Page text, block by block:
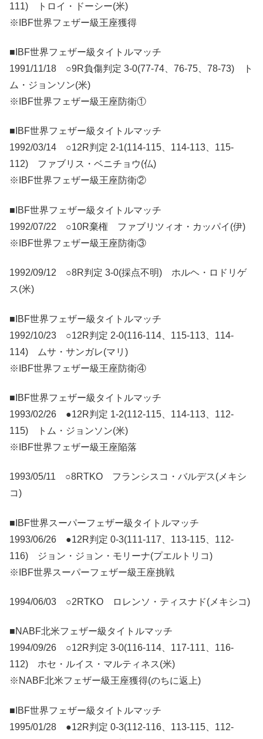
111) トロイ・ドーシー(米)
※IBF世界フェザー級王座獲得
■IBF世界フェザー級タイトルマッチ
1991/11/18 ○9R負傷判定 3-0(77-74、76-75、78-73) ト
ム・ジョンソン(米)
※IBF世界フェザー級王座防衛①
■IBF世界フェザー級タイトルマッチ
1992/03/14 ○12R判定 2-1(114-115、114-113、115-
112) ファブリス・ベニチョウ(仏)
※IBF世界フェザー級王座防衛②
■IBF世界フェザー級タイトルマッチ
1992/07/22 ○10R棄権 ファブリツィオ・カッパイ(伊)
※IBF世界フェザー級王座防衛③
1992/09/12 ○8R判定 3-0(採点不明) ホルヘ・ロドリゲ
ス(米)
■IBF世界フェザー級タイトルマッチ
1992/10/23 ○12R判定 2-0(116-114、115-113、114-
114) ムサ・サンガレ(マリ)
※IBF世界フェザー級王座防衛④
■IBF世界フェザー級タイトルマッチ
1993/02/26 ●12R判定 1-2(112-115、114-113、112-
115) トム・ジョンソン(米)
※IBF世界フェザー級王座陥落
1993/05/11 ○8RTKO フランシスコ・バルデス(メキシ
コ)
■IBF世界スーパーフェザー級タイトルマッチ
1993/06/26 ●12R判定 0-3(111-117、113-115、112-
116) ジョン・ジョン・モリーナ(プエルトリコ)
※IBF世界スーパーフェザー級王座挑戦
1994/06/03 ○2RTKO ロレンソ・ティスナド(メキシコ)
■NABF北米フェザー級タイトルマッチ
1994/09/26 ○12R判定 3-0(116-114、117-111、116-
112) ホセ・ルイス・マルティネス(米)
※NABF北米フェザー級王座獲得(のちに返上)
■IBF世界フェザー級タイトルマッチ
1995/01/28 ●12R判定 0-3(112-116、113-115、112-